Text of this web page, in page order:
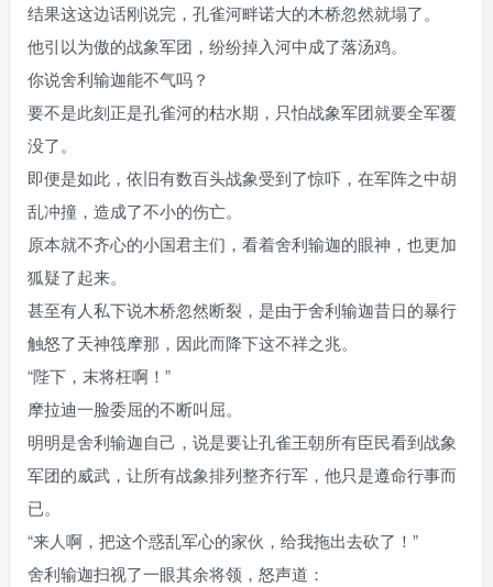
结果这这边话刚说完，孔雀河畔诺大的木桥忽然就塌了。
他引以为傲的战象军团，纷纷掉入河中成了落汤鸡。
你说舍利输迦能不气吗？
要不是此刻正是孔雀河的枯水期，只怕战象军团就要全军覆
没了。
即便是如此，依旧有数百头战象受到了惊吓，在军阵之中胡
乱冲撞，造成了不小的伤亡。
原本就不齐心的小国君主们，看着舍利输迦的眼神，也更加
狐疑了起来。
甚至有人私下说木桥忽然断裂，是由于舍利输迦昔日的暴行
触怒了天神筏摩那，因此而降下这不祥之兆。
“陛下，末将枉啊！”
摩拉迪一脸委屈的不断叫屈。
明明是舍利输迦自己，说是要让孔雀王朝所有臣民看到战象
军团的威武，让所有战象排列整齐行军，他只是遵命行事而
已。
“来人啊，把这个惑乱军心的家伙，给我拖出去砍了！”
舍利输迦扫视了一眼其余将领，怒声道：